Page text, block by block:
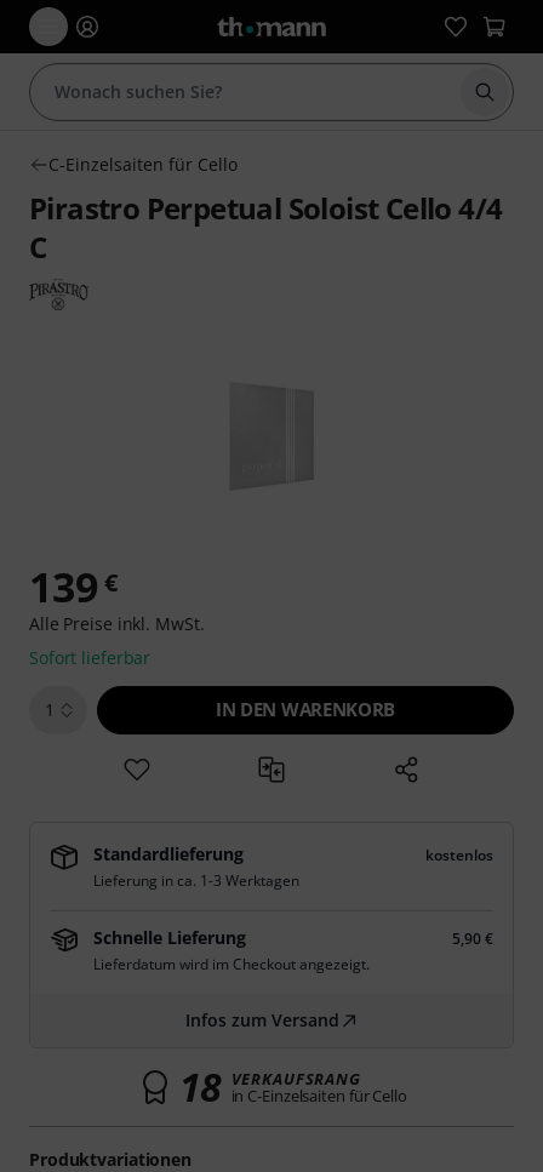
Suche
C-Einzelsaiten für Cello
Pirastro Perpetual Soloist Cello 4/4
C
Produktvariationen
139 €
Alle Preise inkl. MwSt.
Sofort lieferbar
1 IN DEN WARENKORB
Standardlieferung
kostenlos
Lieferung in ca. 1-3 Werktagen
Schnelle Lieferung
5,90 €
Lieferdatum wird im Checkout angezeigt.
Infos zum Versand
18 VERKAUFSRANG
in C-Einzelsaiten für Cello